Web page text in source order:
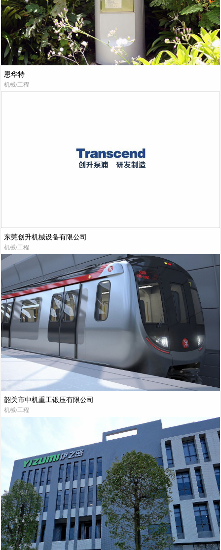
恩华特
机械/工程
东莞创升机械设备有限公司
机械/工程
韶关市中机重工锻压有限公司
机械/工程